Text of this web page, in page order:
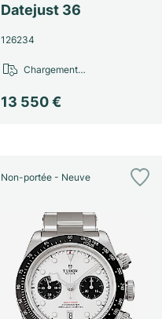
Datejust 36
126234
13 550 €
Chargement…
Non-portée - Neuve